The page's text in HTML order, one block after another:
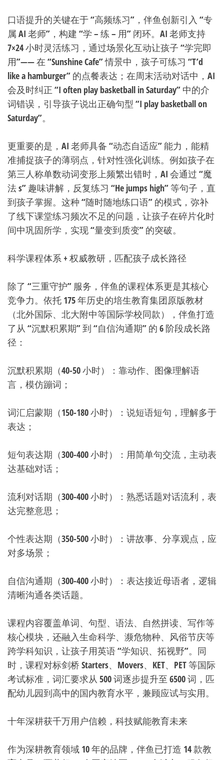
口语提升的关键在于 “高频练习”，伴鱼创新引入 “专
属 AI 老师”，构建 “学 – 练 – 用” 闭环。AI 老师支持
7×24 小时灵活练习，通过场景化互动让孩子 “学完即
用”—— 在 “Sunshine Cafe” 情景中，孩子可练习 “T’d
like a hamburger” 的点餐表达；在周末活动对话中，AI
会及时纠正 “I often play basketball in Saturday” 中的介
词错误，引导孩子说出正确句型 “I play basketball on
Saturday”。
更重要的是，AI 老师具备 “动态自适应” 能力，能精
准捕捉孩子的薄弱点，针对性强化训练。例如孩子在
第三人称单数动词变形上频繁出错时，AI 会通过 “魔
法 s” 趣味讲解，反复练习 “He jumps high” 等句子，直
到孩子掌握。这种 “随时随地练口语” 的模式，弥补
了线下课堂练习频次不足的问题，让孩子在碎片化时
间中巩固所学，实现 “量变到质变” 的突破。
科学课程体系 + 权威教研，匹配孩子成长路径
除了 “三重守护” 服务，伴鱼的课程体系更是其核心
竞争力。依托 175 年历史的培生教育集团原版教材
（北外国际、北大附中等国际学校同款），伴鱼打造
了从 “沉默积累期” 到 “自信沟通期” 的 6 阶段成长路
径：
沉默积累期（40-50 小时）：靠动作、图像理解语
言，模仿蹦词；
词汇启蒙期（150-180 小时）：说短语短句，理解多于
表达；
短句表达期（300-400 小时）：用简单句交流，主动表
达基础对话；
流利对话期（300-400 小时）：熟悉话题对话流利，表
达完整意思；
个性表达期（350-500 小时）：讲故事、分享观点，应
对多场景；
自信沟通期（300-400 小时）：表达接近母语者，逻辑
清晰沟通各类话题。
课程内容覆盖单词、句型、语法、自然拼读、写作等
核心模块，还融入生命科学、濒危物种、风俗节庆等
跨学科知识，让孩子用英语 “学知识、拓视野”。同
时，课程对标剑桥 Starters、Movers、KET、PET 等国际
考试标准，词汇要求从 500 词逐步提升至 6500 词，匹
配幼儿园到高中的国内教育水平，兼顾应试与实用。
十年深耕获千万用户信赖，科技赋能教育未来
作为深耕教育领域 10 年的品牌，伴鱼已打造 14 款教